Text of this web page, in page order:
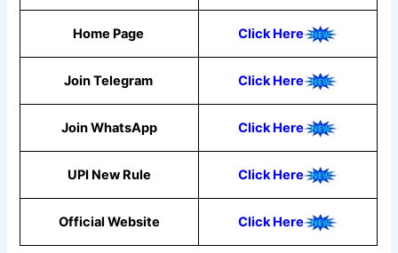
Home Page Click Here
Join Telegram Click Here
Join WhatsApp Click Here
UPI New Rule Click Here
Official Website Click Here